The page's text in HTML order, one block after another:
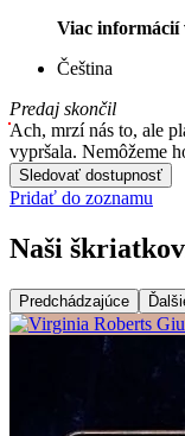
Viac informácií
Čeština
Predaj skončil
Ach, mrzí nás to, ale
vypršala. Nemôžeme
Sledovať dostupnosť
Pridať do zoznamu
Naši
Predchádzajúce